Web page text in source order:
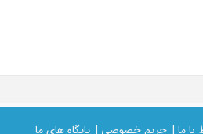
با ما | حریم خصوصی | پایگاه های ما